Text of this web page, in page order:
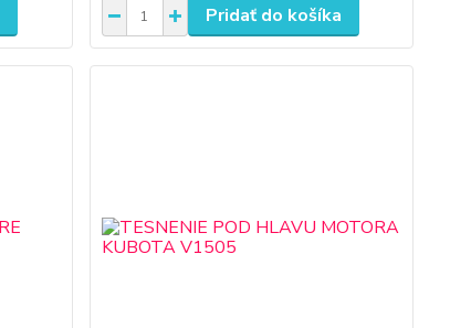
Pridať do košíka